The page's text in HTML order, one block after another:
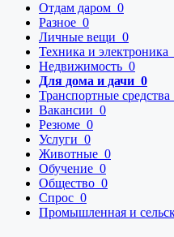
Отдам даром 0
Разное 0
Личные вещи 0
Техника и электроника
Недвижимость 0
Для дома и дачи 0
Транспортные средства
Вакансии 0
Резюме 0
Услуги 0
Животные 0
Обучение 0
Общество 0
Спрос 0
Промышленная и